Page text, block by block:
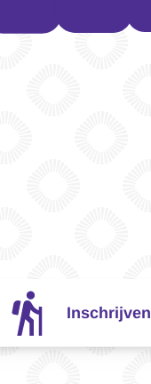
Inschrijven